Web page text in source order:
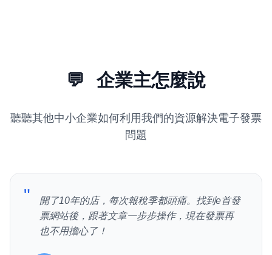
💬 企業主怎麼說
聽聽其他中小企業如何利用我們的資源解決電子發票
問題
"
開了10年的店，每次報稅季都頭痛。找到e首發
票網站後，跟著文章一步步操作，現在發票再
也不用擔心了！